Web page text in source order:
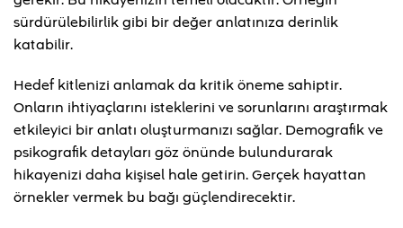
sürdürülebilirlik gibi bir değer anlatınıza derinlik
katabilir.
Hedef kitlenizi anlamak da kritik öneme sahiptir.
Onların ihtiyaçlarını isteklerini ve sorunlarını araştırmak
etkileyici bir anlatı oluşturmanızı sağlar. Demografik ve
psikografik detayları göz önünde bulundurarak
hikayenizi daha kişisel hale getirin. Gerçek hayattan
örnekler vermek bu bağı güçlendirecektir.